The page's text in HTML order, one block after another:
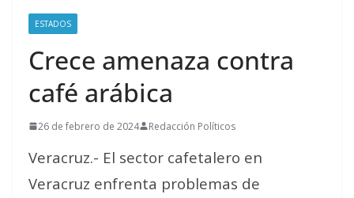
ESTADOS
Crece amenaza contra
café arábica
26 de febrero de 2024 Redacción Políticos
Veracruz.- El sector cafetalero en
Veracruz enfrenta problemas de